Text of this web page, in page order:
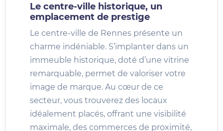
Le centre-ville historique, un
emplacement de prestige
Le centre-ville de Rennes présente un
charme indéniable. S’implanter dans un
immeuble historique, doté d’une vitrine
remarquable, permet de valoriser votre
image de marque. Au cœur de ce
secteur, vous trouverez des locaux
idéalement placés, offrant une visibilité
maximale, des commerces de proximité,